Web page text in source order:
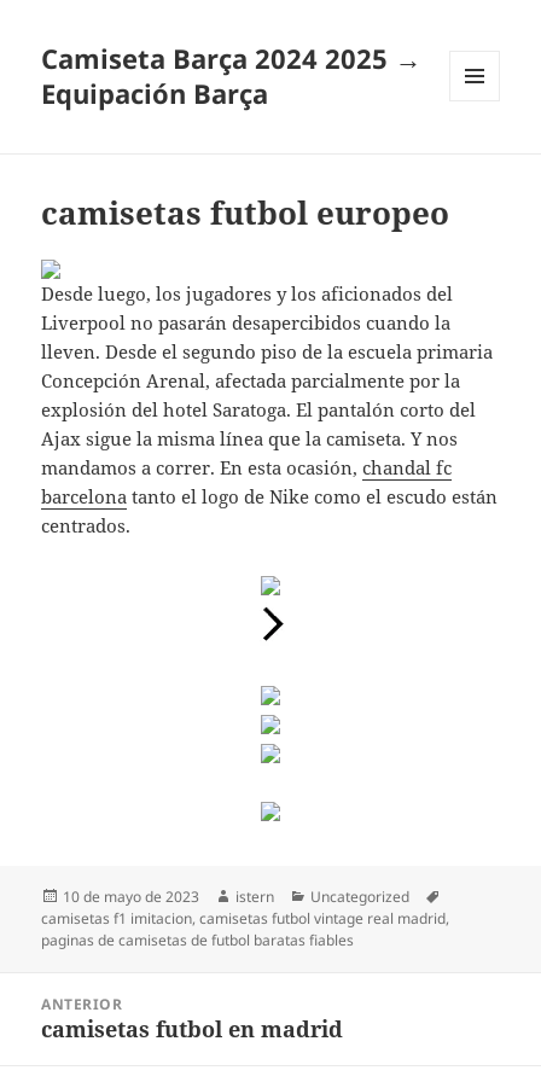
Camiseta Barça 2024 2025 →
Equipación Barça
camisetas futbol europeo
Desde luego, los jugadores y los aficionados del
Liverpool no pasarán desapercibidos cuando la
lleven. Desde el segundo piso de la escuela primaria
Concepción Arenal, afectada parcialmente por la
explosión del hotel Saratoga. El pantalón corto del
Ajax sigue la misma línea que la camiseta. Y nos
mandamos a correr. En esta ocasión,chandal fc
barcelona tanto el logo de Nike como el escudo están
centrados.
Publicado
el
10 de mayo de 2023 Autor
istern Categorías
Uncategorized
camisetas f1 imitacion,camisetas futbol vintage real madrid,
paginas de camisetas de futbol baratas fiables
entradas
ANTERIOR
Entrada
camisetas futbol en madrid